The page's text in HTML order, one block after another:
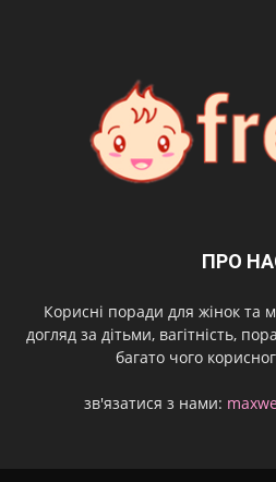
ПРО
Корисні поради для жінок та
догляд за дітьми, вагітність,
багато чого
зв'язатися з нами: